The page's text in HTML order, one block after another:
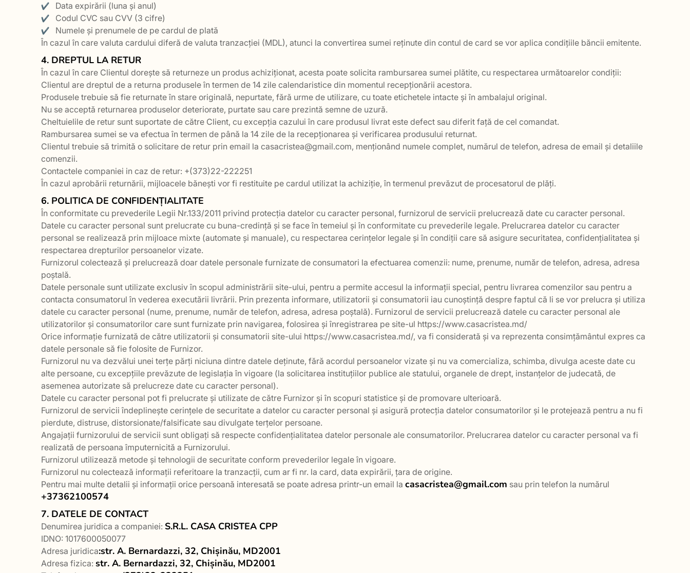
Data expirării (luna și anul)
Codul CVC sau CVV (3 cifre)
Numele și prenumele de pe cardul de plată
În cazul în care valuta cardului diferă de valuta tranzacției (MDL), atunci la convertirea sumei reținute din contul de card se vor aplica condițiile băncii emitente.
4. DREPTUL LA RETUR
În cazul în care Clientul dorește să returneze un produs achiziționat, acesta poate solicita rambursarea sumei plătite, cu respectarea următoarelor condiții:
Clientul are dreptul de a returna produsele în termen de 14 zile calendaristice din momentul recepționării acestora.
Produsele trebuie să fie returnate în stare originală, nepurtate, fără urme de utilizare, cu toate etichetele intacte și în ambalajul original.
Nu se acceptă returnarea produselor deteriorate, purtate sau care prezintă semne de uzură.
Cheltuielile de retur sunt suportate de către Client, cu excepția cazului în care produsul livrat este defect sau diferit față de cel comandat.
Rambursarea sumei se va efectua în termen de până la 14 zile de la recepționarea și verificarea produsului returnat.
Clientul trebuie să trimită o solicitare de retur prin email la casacristea@gmail.com, menționând numele complet, numărul de telefon, adresa de email și detaliile
comenzii.
Contactele companiei in caz de retur: +(373)22-222251
În cazul aprobării returnării, mijloacele bănești vor fi restituite pe cardul utilizat la achiziție, în termenul prevăzut de procesatorul de plăți.
6. POLITICA DE CONFIDENȚIALITATE
În conformitate cu prevederile Legii Nr.133/2011 privind protecția datelor cu caracter personal, furnizorul de servicii prelucrează date cu caracter personal.
Datele cu caracter personal sunt prelucrate cu buna-credință și se face în temeiul și în conformitate cu prevederile legale. Prelucrarea datelor cu caracter
personal se realizează prin mijloace mixte (automate și manuale), cu respectarea cerințelor legale și în condiții care să asigure securitatea, confidențialitatea și
respectarea drepturilor persoanelor vizate.
Furnizorul colectează și prelucrează doar datele personale furnizate de consumatori la efectuarea comenzii: nume, prenume, număr de telefon, adresa, adresa
poștală.
Datele personale sunt utilizate exclusiv în scopul administrării site-ului, pentru a permite accesul la informații special, pentru livrarea comenzilor sau pentru a
contacta consumatorul în vederea executării livrării. Prin prezenta informare, utilizatorii și consumatorii iau cunoștință despre faptul că li se vor prelucra și utiliza
datele cu caracter personal (nume, prenume, număr de telefon, adresa, adresa poștală). Furnizorul de servicii prelucrează datele cu caracter personal ale
utilizatorilor și consumatorilor care sunt furnizate prin navigarea, folosirea și înregistrarea pe site-ul https://www.casacristea.md/
Orice informație furnizată de către utilizatorii și consumatorii site-ului https://www.casacristea.md/, va fi considerată și va reprezenta consimțământul expres ca
datele personale să fie folosite de Furnizor.
Furnizorul nu va dezvălui unei terțe părți niciuna dintre datele deținute, fără acordul persoanelor vizate și nu va comercializa, schimba, divulga aceste date cu
alte persoane, cu excepțiile prevăzute de legislația în vigoare (la solicitarea instituțiilor publice ale statului, organele de drept, instanțelor de judecată, de
asemenea autorizate să prelucreze date cu caracter personal).
Datele cu caracter personal pot fi prelucrate și utilizate de către Furnizor și în scopuri statistice și de promovare ulterioară.
Furnizorul de servicii îndeplinește cerințele de securitate a datelor cu caracter personal și asigură protecția datelor consumatorilor și le protejează pentru a nu fi
pierdute, distruse, distorsionate/falsificate sau divulgate terțelor persoane.
Angajații furnizorului de servicii sunt obligați să respecte confidențialitatea datelor personale ale consumatorilor. Prelucrarea datelor cu caracter personal va fi
realizată de persoana împuternicită a Furnizorului.
Furnizorul utilizează metode și tehnologii de securitate conform prevederilor legale în vigoare.
Furnizorul nu colectează informații referitoare la tranzacții, cum ar fi nr. la card, data expirării, țara de origine.
Pentru mai multe detalii și informații orice persoană interesată se poate adresa printr-un email la casacristea@gmail.com sau prin telefon la numărul
+37362100574
7. DATELE DE CONTACT
Denumirea juridica a companiei: S.R.L. CASA CRISTEA CPP
IDNO: 1017600050077
Adresa juridica:str. A. Bernardazzi, 32, Chișinău, MD2001
Adresa fizica: str. A. Bernardazzi, 32, Chișinău, MD2001